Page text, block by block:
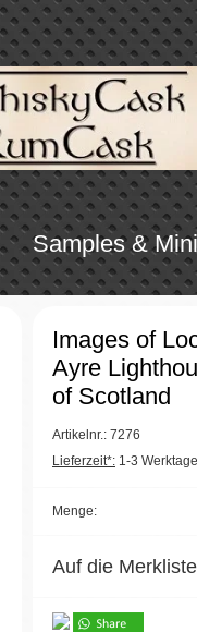
Samples &
Images of
Ayre
of Scotland
Artikelnr.: 7276
Lieferzeit*: 1-3 Werktage
Menge:
Auf die Merkliste